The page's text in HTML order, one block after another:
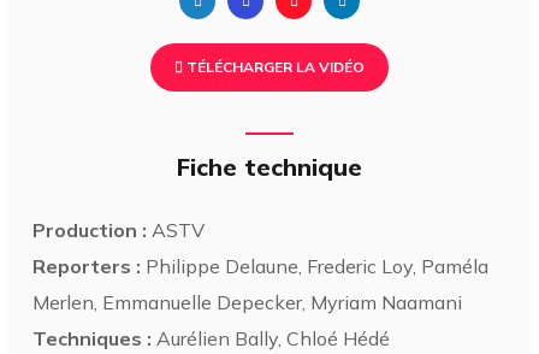
TÉLÉCHARGER LA VIDÉO
Fiche technique
Production : ASTV
Reporters : Philippe Delaune, Frederic Loy, Paméla
Merlen, Emmanuelle Depecker, Myriam Naamani
Techniques : Aurélien Bally, Chloé Hédé